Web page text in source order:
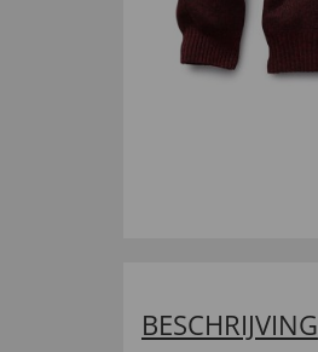
BESCHRIJVING